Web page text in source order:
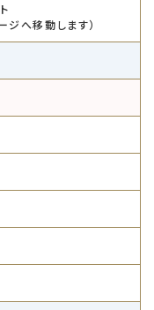
ジへ移動します）